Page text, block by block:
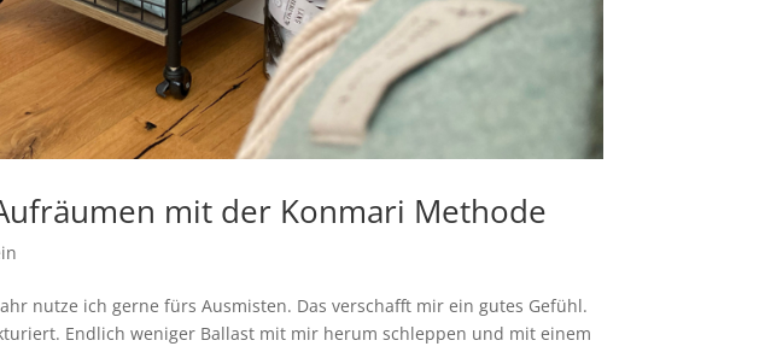
mit der Konmari Methode
nutze ich gerne fürs Ausmisten. Das verschafft mir ein gutes Gefühl.
Endlich weniger Ballast mit mir herum schleppen und mit einem